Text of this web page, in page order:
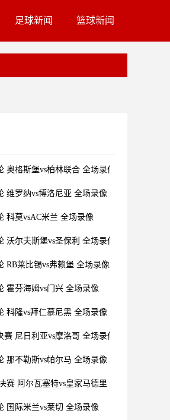
足球新闻 篮球新闻
奥格斯堡vs柏林联合 全场录像
维罗纳vs博洛尼亚 全场录像
科莫vsAC米兰 全场录像
沃尔夫斯堡vs圣保利 全场录像
RB莱比锡vs弗赖堡 全场录像
霍芬海姆vs门兴 全场录像
科隆vs拜仁慕尼黑 全场录像
尼日利亚vs摩洛哥 全场录像
那不勒斯vs帕尔马 全场录像
赛 阿尔瓦塞特vs皇家马德里 全场录像
国际米兰vs莱切 全场录像